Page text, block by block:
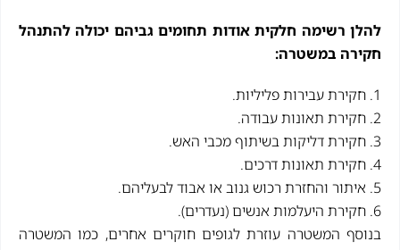
להלן רשימה חלקית אודות תחומים גביהם יכולה להתנהל
חקירה במשטרה:
1. חקירת עבירות פליליות.
2. חקירת תאונות עבודה.
3. חקירת דליקות בשיתוף מכבי האש.
4. חקירת תאונות דרכים.
5. איתור והחזרת רכוש גנוב או אבוד לבעליהם.
6. חקירת היעלמות אנשים (נעדרים).
בנוסף המשטרה עוזרת לגופים חוקרים אחרים, כמו המשטרה